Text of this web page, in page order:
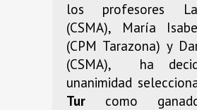
los profesores
(CSMA), María
(CPM Tarazona) y
(CSMA), ha
unanimidad
Tur como